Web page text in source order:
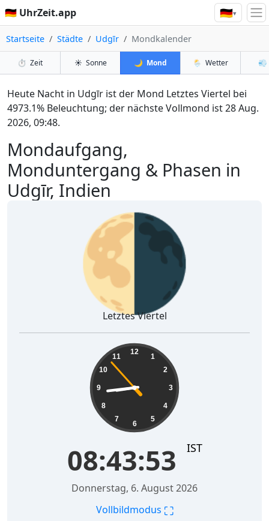
🇩🇪 UhrZeit.app 🇩🇪▾
Startseite Städte Udgīr Mondkalender
⏱️ Zeit ☀️ Sonne 🌙 Mond 🌦️ Wetter 💨
Mondaufgang,
Monduntergang & Phasen in
Udgīr, Indien
Heute Nacht in Udgīr ist der Mond Letztes Viertel bei
4973.1% Beleuchtung; der nächste Vollmond ist 28 Aug.
2026, 09:48.
🌗
Letztes Viertel
12
1
2
3
4
5
6
7
8
9
10
11
08:43:54 IST
Donnerstag, 6. August 2026
Vollbildmodus ⛶